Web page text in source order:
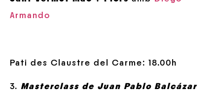
Armando
Pati des Claustre del Carme: 18.00h
3. Masterclass de Juan Pablo Balcázar